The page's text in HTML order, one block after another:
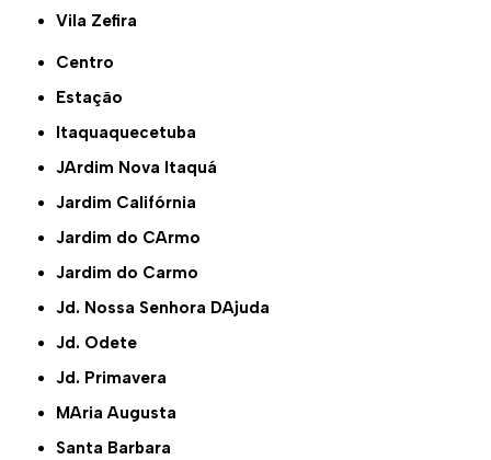
Vila Zefira
Centro
Estação
Itaquaquecetuba
JArdim Nova Itaquá
Jardim Califórnia
Jardim do CArmo
Jardim do Carmo
Jd. Nossa Senhora DAjuda
Jd. Odete
Jd. Primavera
MAria Augusta
Santa Barbara